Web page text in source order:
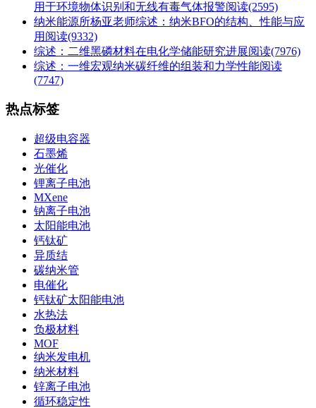
用于环境物体识别和无线有毒气体报警阅读(2595)
纳米能源所杨亚老师综述：纳米BFO的结构、性能与应
用 阅读(9332)
综述：二维黑磷材料在电化学储能研究进展阅读(7976)
综述：一维宏观纳米碳纤维的组装和力学性能阅读
(7747)
热点标签
超级电容器
石墨烯
光催化
锂离子电池
MXene
钠离子电池
太阳能电池
钙钛矿
异质结
碳纳米管
电催化
钙钛矿太阳能电池
水热法
负极材料
MOF
纳米发电机
纳米材料
锌离子电池
循环稳定性